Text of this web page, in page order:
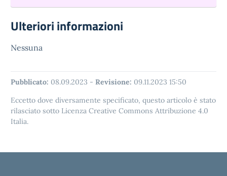
Ulteriori informazioni
Nessuna
Pubblicato: 08.09.2023 - Revisione: 09.11.2023 15:50
Eccetto dove diversamente specificato, questo articolo è stato
rilasciato sotto Licenza Creative Commons Attribuzione 4.0
Italia.